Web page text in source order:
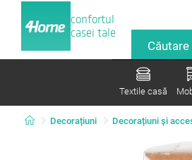
confortul
casei tale
Textile casă
Decorațiuni Decorațiuni și